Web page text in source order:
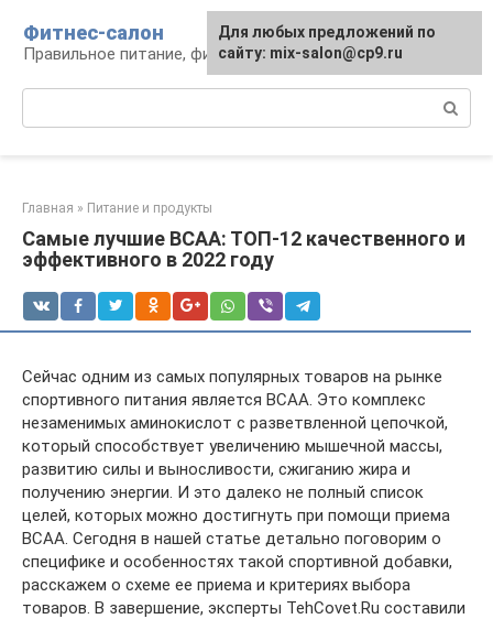
контенту
Фитнес-салон
Правильное питание, фитнес, образ жизни
Главная » Питание и продукты
Самые лучшие ВСАА: ТОП-12 качественного и
эффективного в 2022 году
Сейчас одним из самых популярных товаров на рынке
спортивного питания является ВСАА. Это комплекс
незаменимых аминокислот с разветвленной цепочкой,
который способствует увеличению мышечной массы,
развитию силы и выносливости, сжиганию жира и
получению энергии. И это далеко не полный список
целей, которых можно достигнуть при помощи приема
ВСАА. Сегодня в нашей статье детально поговорим о
специфике и особенностях такой спортивной добавки,
расскажем о схеме ее приема и критериях выбора
товаров. В завершение, эксперты TehCovet.Ru составили
Для любых предложений по
сайту: mix-salon@cp9.ru